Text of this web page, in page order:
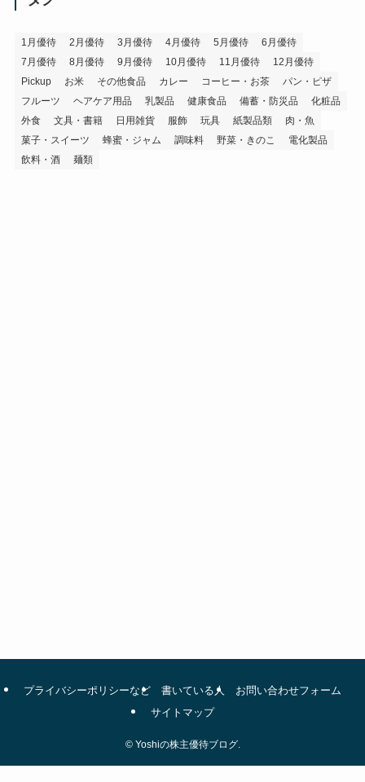
1月優待 2月優待 3月優待 4月優待 5月優待
6月優待
7月優待
8月優待 9月優待 10月優待 11月優待
12月優待
Pickup
お米 その他食品 カレー コーヒー・お茶
パン・ピザ
フルーツ
ヘアケア用品 乳製品 健康食品 備蓄・防災品
化粧品
外食
文具・書籍 日用雑貨 服飾 玩具 紙製品類
肉・魚
菓子・スイーツ
蜂蜜・ジャム 調味料 野菜・きのこ
電化製品
飲料・酒
麺類
プライバシーポリシーなど 書いている人
お問い合わせフォーム
サイトマップ
©Yoshiの株主優待ブログ.